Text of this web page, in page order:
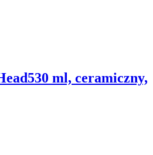
530 ml, ceramiczny,